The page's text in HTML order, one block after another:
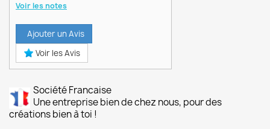
Voir les notes
Ajouter un Avis
Voir les Avis
Société Francaise
Une entreprise bien de chez nous, pour des
créations bien à toi !